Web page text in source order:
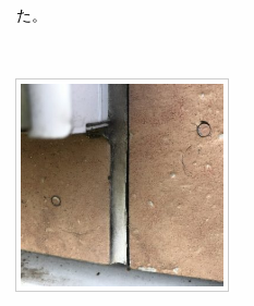
た。